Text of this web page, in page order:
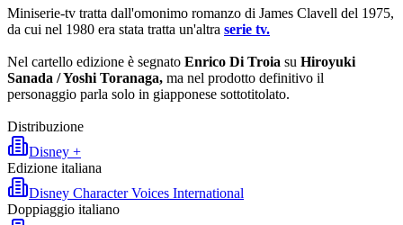
Miniserie-tv tratta dall'omonimo romanzo di James Clavell del 1975,
da cui nel 1980 era stata tratta un'altra serie tv.
Nel cartello edizione è segnato Enrico Di Troia su Hiroyuki
Sanada / Yoshi Toranaga, ma nel prodotto definitivo il
personaggio parla solo in giapponese sottotitolato.
Distribuzione
Disney +
Edizione italiana
Disney Character Voices International
Doppiaggio italiano